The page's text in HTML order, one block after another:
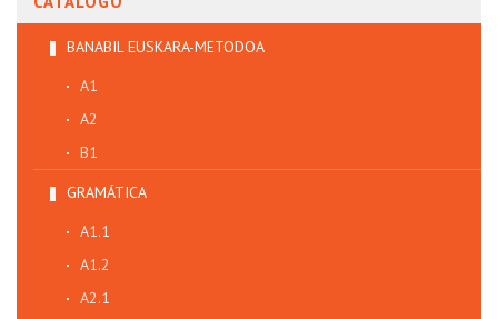
BANABIL EUSKARA-METODOA
A1
A2
B1
GRAMÁTICA
A1.1
A1.2
A2.1